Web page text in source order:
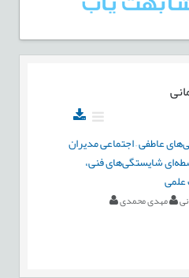
عاطفی – اجتماعی مدیران
شایستگی‌های فنی،
مهدی محمدی